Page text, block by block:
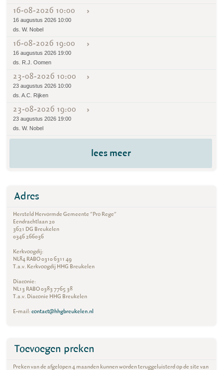
16-08-2026 10:00
16 augustus 2026 10:00
ds. W. Nobel
16-08-2026 19:00
16 augustus 2026 19:00
ds. R.J. Oomen
23-08-2026 10:00
23 augustus 2026 10:00
ds. A.C. Rijken
23-08-2026 19:00
23 augustus 2026 19:00
ds. W. Nobel
lees meer
Adres
Hersteld Hervormde Gemeente "Pro Rege"
Eendrachtlaan 20
3621 DG Breukelen
0346 266036
Kerkvoogdij:
NL84 RABO 0310 6311 49
T.a.v. Kerkvoogdij HHG Breukelen
Diaconie:
NL13 RABO 0383 7765 38
T.a.v. Diaconie HHG Breukelen
E-mail:contact@hhgbreukelen.nl
Toevoegen preken
Preken van de afgelopen 4 maanden kunnen worden teruggeluisterd op de site van